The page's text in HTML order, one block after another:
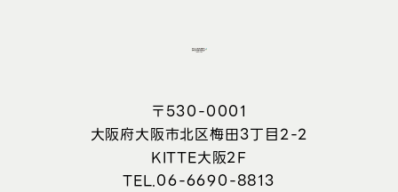
〒530-0001
大阪府大阪市北区梅田3丁目2-2
KITTE大阪2F
06-6690-8813